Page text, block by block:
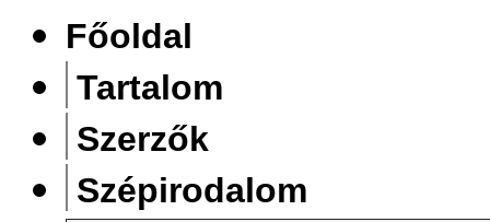
Főoldal
Tartalom
Szerzők
Szépirodalom